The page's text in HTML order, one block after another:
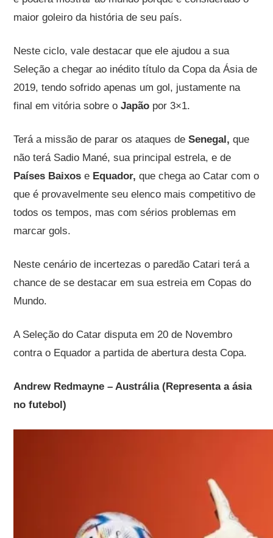
maior goleiro da história de seu país.
Neste ciclo, vale destacar que ele ajudou a sua
Seleção a chegar ao inédito título da Copa da Ásia de
2019, tendo sofrido apenas um gol, justamente na
final em vitória sobre oJapão por 3×1.
Terá a missão de parar os ataques deSenegal,que
não terá Sadio Mané, sua principal estrela, e de
Países Baixose Equador,que chega ao Catar com o
que é provavelmente seu elenco mais competitivo de
todos os tempos, mas com sérios problemas em
marcar gols.
Neste cenário de incertezas o paredão Catari terá a
chance de se destacar em sua estreia em Copas do
Mundo.
A Seleção do Catar disputa em 20 de Novembro
contra o Equador a partida de abertura desta Copa.
Andrew Redmayne – Austrália (Representa a ásia
no futebol)